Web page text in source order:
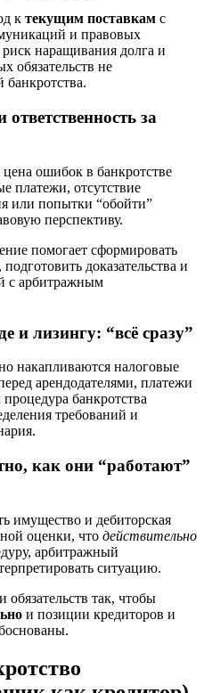
к текущим поставкам с
и правовых
наращивания долга и
обязательств не
за
ошибок в банкротстве
платежи, отсутствие
или попытки “обойти”
перспективу.
помогает сформировать
доказательства и
с арбитражным
и лизингу: “всё сразу”
накапливаются налоговые
арендодателями, платежи
банкротства
требований и
как они “работают”
имущество и дебиторская
оценки, что действительно
арбитражный
ситуацию.
так, чтобы
и позиции кредиторов и